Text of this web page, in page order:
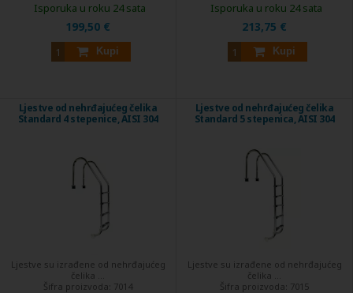
199,50 €
Kupi
Isporuka u roku 24 sata
213,75 €
Kupi
Isporuka u roku 24 sata
Ljestve od nehrđajućeg čelika
Standard 4 stepenice, AISI 304
Ljestve su izrađene od nehrđajućeg
čelika ...
Šifra proizvoda: 7014
Ljestve od nehrđajućeg čelika
Standard 5 stepenica, AISI 304
Ljestve su izrađene od nehrđajućeg
čelika ...
Šifra proizvoda: 7015